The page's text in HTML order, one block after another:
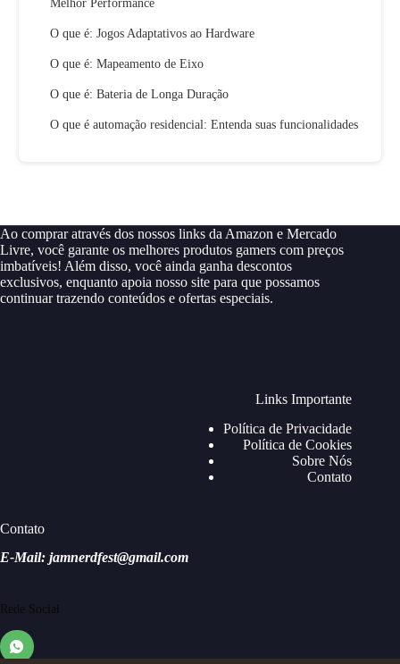
Melhor Performance
O que é: Jogos Adaptativos ao Hardware
O que é: Mapeamento de Eixo
O que é: Bateria de Longa Duração
O que é automação residencial: Entenda suas funcionalidades
Ao comprar através dos nossos links da Amazon e Mercado
Livre, você garante os melhores produtos gamers com preços
imbatíveis! Além disso, você ainda ganha descontos
exclusivos, enquanto apoia nosso site para que possamos
continuar trazendo conteúdos e ofertas especiais.
Links Importante
Política de Privacidade
Política de Cookies
Sobre Nós
Contato
Contato
E-Mail: jamnerdfest@gmail.com
Rede Social